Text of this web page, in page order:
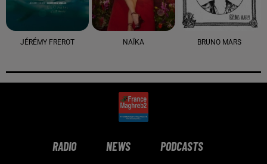
JÉRÉMY FREROT NAÏKA BRUNO MARS
RADIO NEWS PODCASTS